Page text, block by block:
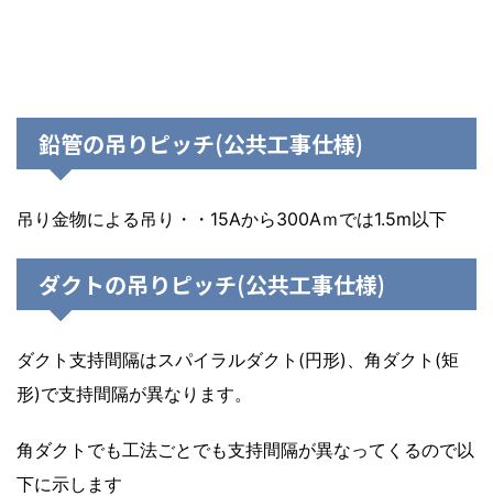
鉛管の吊りピッチ(公共工事仕様)
吊り金物による吊り・・15Aから300Aｍでは1.5m以下
ダクトの吊りピッチ(公共工事仕様)
ダクト支持間隔はスパイラルダクト(円形)、角ダクト(矩
形)で支持間隔が異なります。
角ダクトでも工法ごとでも支持間隔が異なってくるので以
下に示します